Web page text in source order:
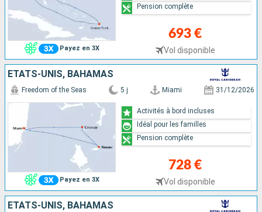
Payez en 3X
693 €
Vol disponible
Pension complète
ÉTATS-UNIS, BAHAMAS
Payez en 3X
Freedom of the Seas 5 j Miami 31/12/2026
728 €
Vol disponible
Activités à bord incluses
Idéal pour les familles
Pension complète
ÉTATS-UNIS, BAHAMAS